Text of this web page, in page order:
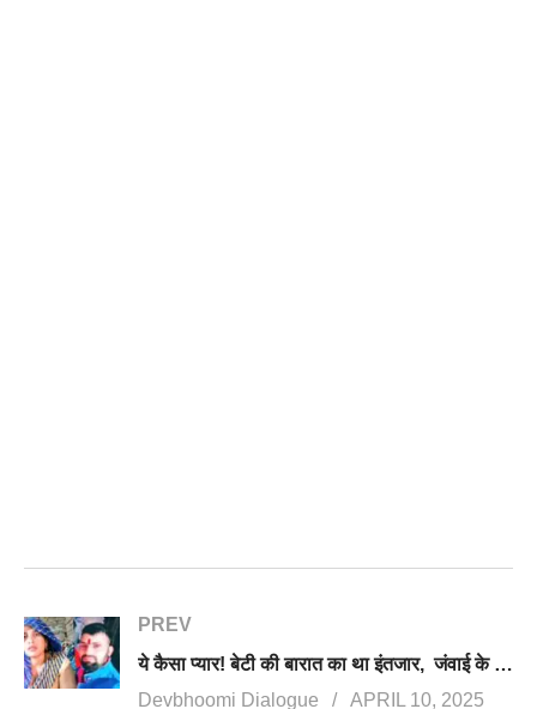
PREV
ये कैसा प्यार! बेटी की बारात का था इंतजार, जंवाई के संग सास हो गई फरार, उत्तराखंड में मिली लोकेशन
Devbhoomi Dialogue
APRIL 10, 2025